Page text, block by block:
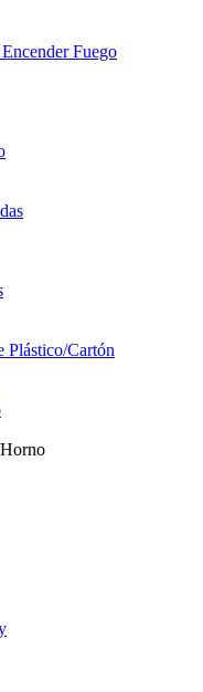
Fuego
Plástico/Cartón